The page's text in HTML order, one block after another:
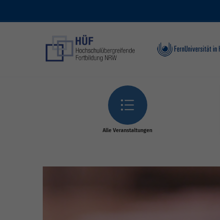
Alle Veranstaltungen